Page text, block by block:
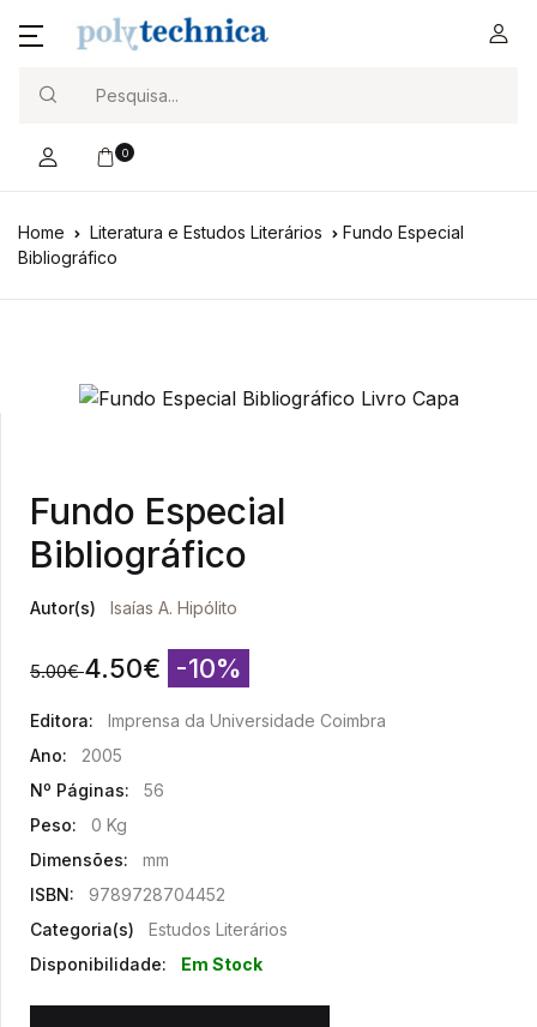
0
Home Literatura e Estudos Literários
Fundo Especial
Bibliográfico
Fundo Especial
Bibliográfico
Autor(s) Isaías A. Hipólito
5.00€ 4.50€ -10%
Editora:
Imprensa da Universidade Coimbra
Ano:
2005
Nº Páginas:
56
Peso:
0 Kg
Dimensões:
mm
ISBN:
9789728704452
Categoria(s)
Estudos Literários
Disponibilidade:
Em Stock